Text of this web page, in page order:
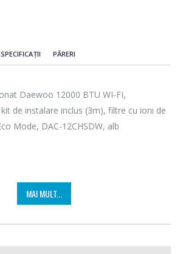
SPECIFICAȚII PĂRERI
Daewoo 12000 BTU WI-FI,
kit de instalare inclus (3m), filtre cu ioni de
Mode, DAC-12CHSDW, alb
BTU, aparatul de aer conditionat
MAI MULT...